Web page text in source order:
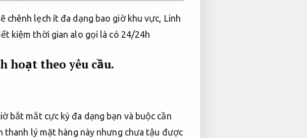
chênh lẹch ít đa dạng bao giờ khu vực, Linh
kiệm thời gian alo gọi là có 24/24h
hoạt theo yêu cầu.
bắt mắt cực kỳ đa dạng bạn và buộc cần
thanh lý mặt hàng này nhưng chưa tậu được